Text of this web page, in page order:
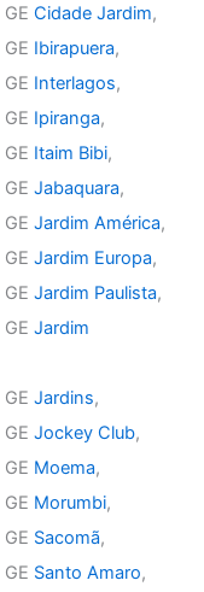
GECidade Jardim,
Ibirapuera,
Interlagos,
Ipiranga,
Itaim Bibi,
GEJabaquara,
GEJardim América,
GEJardim Europa,
GEJardim Paulista,
GEJardim
GEJardins,
GEJockey Club,
Moema,
Morumbi,
Sacomã,
Santo Amaro,